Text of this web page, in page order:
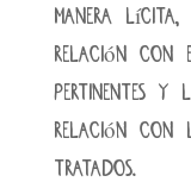
manera
relación con
pertinentes y
relación con
tratados.